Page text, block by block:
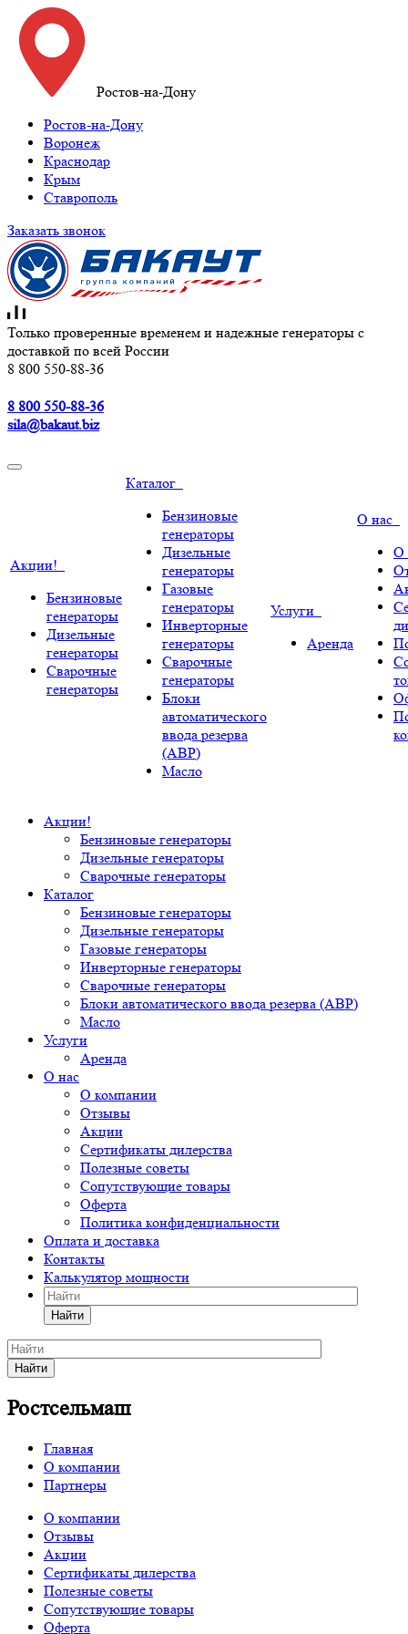
Ростов-на-Дону
Ростов-на-Дону
Воронеж
Краснодар
Крым
Ставрополь
Заказать звонок
Только проверенные временем и надежные генераторы с
доставкой по всей России
8 800 550-88-36
8 800 550-88-36
sila@bakaut.biz
Акции!
Бензиновые
генераторы
Дизельные
генераторы
Сварочные
генераторы
Каталог
Бензиновые
генераторы
Дизельные
генераторы
Газовые
генераторы
Инверторные
генераторы
Сварочные
генераторы
Блоки
автоматического
ввода резерва
(АВР)
Масло
Услуги
Аренда
О нас
О
Акции!
Бензиновые генераторы
Дизельные генераторы
Сварочные генераторы
Каталог
Бензиновые генераторы
Дизельные генераторы
Газовые генераторы
Инверторные генераторы
Сварочные генераторы
Блоки автоматического ввода резерва (АВР)
Масло
Услуги
Аренда
О нас
О компании
Отзывы
Акции
Сертификаты дилерства
Полезные советы
Сопутствующие товары
Оферта
Политика конфиденциальности
Оплата и доставка
Контакты
Калькулятор мощности
Найти
Найти
Ростсельмаш
Главная
О компании
Партнеры
О компании
Отзывы
Акции
Сертификаты дилерства
Полезные советы
Сопутствующие товары
Оферта